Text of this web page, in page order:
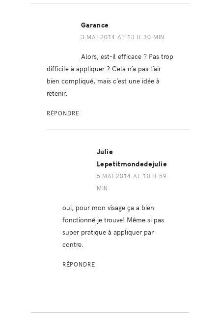
Garance
3 MAI 2014 AT 13 H 30 MIN
Alors, est-il efficace ? Pas trop
difficile à appliquer ? Cela n’a pas l’air
bien compliqué, mais c’est une idée à
retenir.
RÉPONDRE
Julie
Lepetitmondedejulie
5 MAI 2014 AT 10 H 59
MIN
oui, pour mon visage ça a bien
fonctionné je trouve! Même si pas
super pratique à appliquer par
contre.
RÉPONDRE